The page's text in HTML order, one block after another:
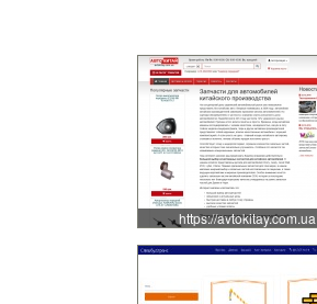
https://avtokitay.com.ua